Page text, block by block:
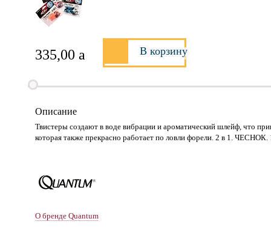
335,00 a В корзину
Описание
Твистеры создают в воде вибрации и ароматический шлейф, что
которая также прекрасно работает по ловли форели. 2 в 1. ЧЕСНОК.
О бренде Quantum